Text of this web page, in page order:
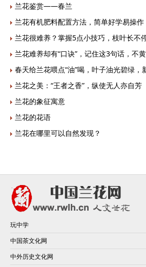
兰花鉴赏——春兰
兰花有机肥料配置方法，简单好学易操作
兰花很难养？掌握5点小技巧，枝叶长不
兰花难养却有“口诀”，记住这3句话，不
春天给兰花喂点“油”喝，叶子油光碧绿，
兰花之美：“王者之香”，纵使无人亦自芳
兰花的象征寓意
兰花的花语
兰花在哪里可以自然发现？
玩中学
中国茶文化网
中外历史文化网